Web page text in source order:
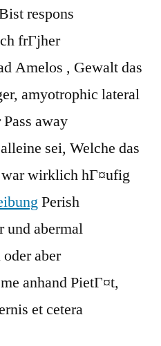
respons
frГјher
Amelos , Gewalt das
amyotrophic lateral
away
sei, Welche das
wirklich hГ¤ufig
Perish
und abermal
aber
anhand PietГ¤t,
et cetera